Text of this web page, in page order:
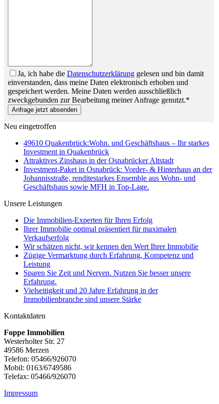
Ja, ich habe die Datenschutzerklärung gelesen und bin damit
einverstanden, dass meine Daten elektronisch erhoben und
gespeichert werden. Meine Daten werden ausschließlich
zweckgebunden zur Bearbeitung meiner Anfrage genutzt.*
Anfrage jetzt absenden
Neu eingetroffen
49610 Quakenbrück:Wohn. und Geschäftshaus – Ihr starkes
Investment in Quakenbrück
Attraktives Zinshaus in der Osnabrücker Altstadt
Investment-Paket in Osnabrück: Vorder- & Hinterhaus an der
Johannisstraße, renditestarkes Ensemble aus Wohn- und
Geschäftshaus sowie MFH in Top-Lage.
Unsere Leistungen
Die Immobilien-Experten für Ihren Erfolg
Ihrer Immobilie optimal präsentiert für maximalen
Verkaufserfolg
Wir schätzen nicht, wir kennen den Wert Ihrer Immobilie
Zügige Vermarktung durch Erfahrung, Kompetenz und
Leistung
Sparen Sie Zeit und Nerven. Nutzen Sie besser unsere
Erfahrung.
Vielseitigkeit und 20 Jahre Erfahrung in der
Immobilienbranche sind unsere Stärke
Kontaktdaten
Foppe Immobilien
Westerholter Str. 27
49586 Merzen
Telefon: 05466/926070
Mobil: 0163/6749586
Telefax: 05466/926070
Impressum